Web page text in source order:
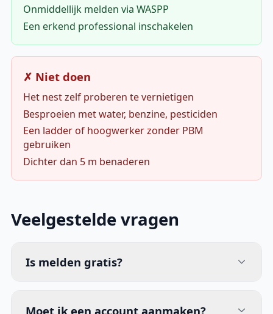
Onmiddellijk melden via WASPP
Een erkend professional inschakelen
✗ Niet doen
Het nest zelf proberen te vernietigen
Besproeien met water, benzine, pesticiden
Een ladder of hoogwerker zonder PBM
gebruiken
Dichter dan 5 m benaderen
Veelgestelde vragen
Is melden gratis?
Moet ik een account aanmaken?